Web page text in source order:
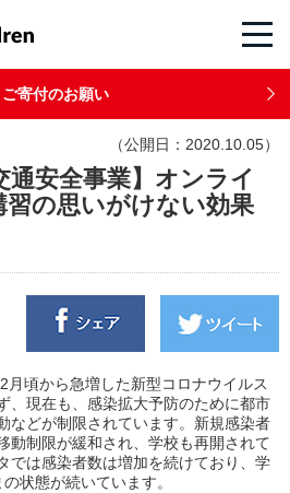
ご寄付のお願い
（公開日：2020.10.05）
通安全事業】オンライ
習の思いがけない効果
月頃から急増した新型コロナウイルス
、現在も、感染拡大予防のために都市
などが制限されています。新規感染者
動制限が緩和され、学校も再開されて
では感染者数は増加を続けており、学
状態が続いています。